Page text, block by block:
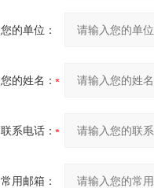
您的单位：
您的姓名：
联系电话：
常用邮箱：